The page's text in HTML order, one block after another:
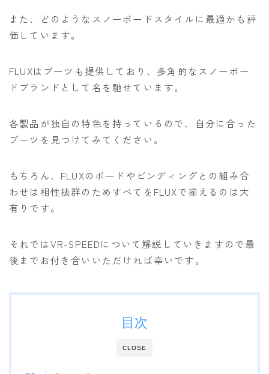
HOLIDAY
K2
NIDECKER
NITRO
OGASAKA
RICE28
ROSSIGNOL
ROXY
また、どのようなスノーボードスタイルに最適かも評
価しています。
FLUXはブーツも提供しており、多角的なスノーボー
ドブランドとして名を馳せています。
各製品が独自の特色を持っているので、自分に合った
ブーツを見つけてみてください。
もちろん、FLUXのボードやビンディングとの組み合
わせは相性抜群のためすべてをFLUXで揃えるのは大
有りです。
それではVR-SPEEDについて解説していきますので最
後までお付き合いいただければ幸いです。
CLOSE
目次